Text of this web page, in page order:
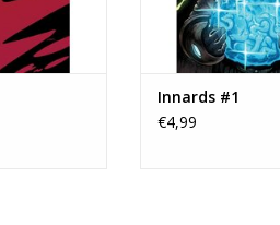
Innards #1
€4,99